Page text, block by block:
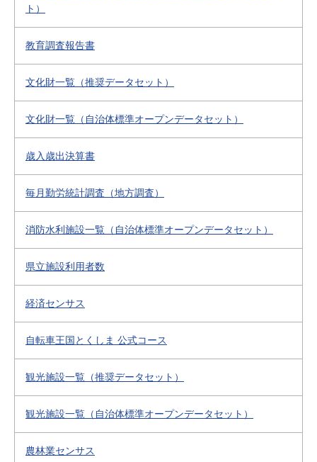
ト）
教育調査報告書
文化財一覧（推奨データセット）
文化財一覧（自治体標準オープンデータセット）
歳入歳出決算書
毎月勤労統計調査（地方調査）
消防水利施設一覧（自治体標準オープンデータセット）
県立施設利用者数
経済センサス
自転車王国とくしま 公式コース
観光施設一覧（推奨データセット）
観光施設一覧（自治体標準オープンデータセット）
農林業センサス